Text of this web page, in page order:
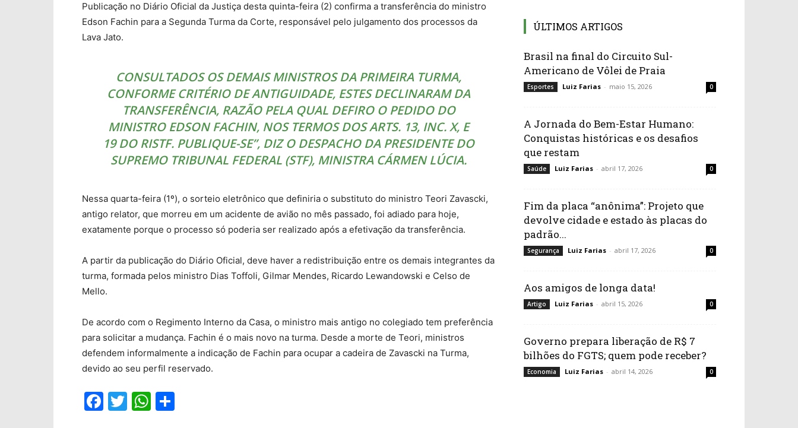
Publicação no Diário Oficial da Justiça desta quinta-feira (2) confirma a transferência do ministro
Edson Fachin para a Segunda Turma da Corte, responsável pelo julgamento dos processos da
Lava Jato.
CONSULTADOS OS DEMAIS MINISTROS DA PRIMEIRA TURMA,
CONFORME CRITÉRIO DE ANTIGUIDADE, ESTES DECLINARAM DA
TRANSFERÊNCIA, RAZÃO PELA QUAL DEFIRO O PEDIDO DO
MINISTRO EDSON FACHIN, NOS TERMOS DOS ARTS. 13, INC. X, E
19 DO RISTF. PUBLIQUE-SE”, DIZ O DESPACHO DA PRESIDENTE DO
SUPREMO TRIBUNAL FEDERAL (STF), MINISTRA CÁRMEN LÚCIA.
Nessa quarta-feira (1º), o sorteio eletrônico que definiria o substituto do ministro Teori Zavascki,
antigo relator, que morreu em um acidente de avião no mês passado, foi adiado para hoje,
exatamente porque o processo só poderia ser realizado após a efetivação da transferência.
A partir da publicação do Diário Oficial, deve haver a redistribuição entre os demais integrantes da
turma, formada pelos ministro Dias Toffoli, Gilmar Mendes, Ricardo Lewandowski e Celso de
Mello.
De acordo com o Regimento Interno da Casa, o ministro mais antigo no colegiado tem preferência
para solicitar a mudança. Fachin é o mais novo na turma. Desde a morte de Teori, ministros
defendem informalmente a indicação de Fachin para ocupar a cadeira de Zavascki na Turma,
devido ao seu perfil reservado.
Facebook
TwitterWhatsApp
ÚLTIMOS ARTIGOS
Brasil na final do Circuito Sul-
Americano de Vôlei de Praia
Esportes Luiz Farias - maio 15, 2026 0
A Jornada do Bem-Estar Humano:
Conquistas históricas e os desafios
que restam
Saúde Luiz Farias - abril 17, 2026 0
Fim da placa “anônima”: Projeto que
devolve cidade e estado às placas do
padrão...
Segurança Luiz Farias - abril 17, 2026 0
Aos amigos de longa data!
Artigo Luiz Farias - abril 15, 2026 0
Governo prepara liberação de R$ 7
bilhões do FGTS; quem pode receber?
Economia Luiz Farias - abril 14, 2026 0